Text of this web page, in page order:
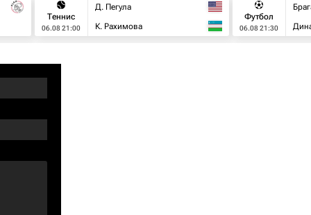
Теннис
06.08 21:00
Д. Пегула
К. Рахимова
Футбол
06.08 21:30